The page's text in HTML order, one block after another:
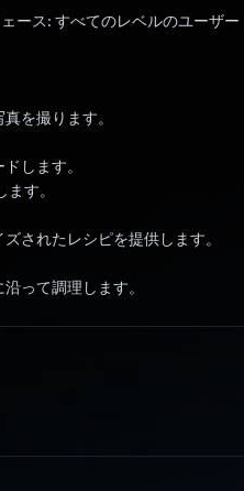
ース: すべてのレベルのユーザー
を撮ります。
します。
す。
されたレシピを提供します。
って調理します。